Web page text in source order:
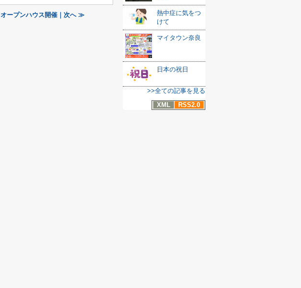
オープンハウス開催｜次へ ≫
熱中症に気をつ
けて
マイタウン奈良
日本の祝日
>>全ての記事を見る
XML
RSS2.0